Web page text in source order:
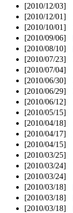
[2010/12/03]
[2010/12/01]
[2010/10/01]
[2010/09/06]
[2010/08/10]
[2010/07/23]
[2010/07/04]
[2010/06/30]
[2010/06/29]
[2010/06/12]
[2010/05/15]
[2010/04/18]
[2010/04/17]
[2010/04/15]
[2010/03/25]
[2010/03/24]
[2010/03/24]
[2010/03/18]
[2010/03/18]
[2010/03/18]